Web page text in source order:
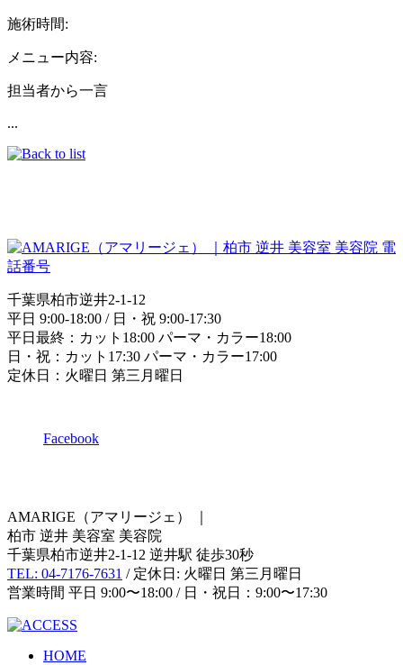
施術時間:
メニュー内容:
担当者から一言
...
千葉県柏市逆井2-1-12
平日 9:00-18:00 / 日・祝 9:00-17:30
平日最終：カット18:00 パーマ・カラー18:00
日・祝：カット17:30 パーマ・カラー17:00
定休日：火曜日 第三月曜日
Facebook
AMARIGE（アマリージェ）
柏市 逆井 美容室 美容院
千葉県柏市逆井2-1-12 逆井駅 徒歩30秒
TEL: 04-7176-7631 / 定休日: 火曜日 第三月曜日
営業時間 平日 9:00〜18:00 / 日・祝日：9:00〜17:30
HOME